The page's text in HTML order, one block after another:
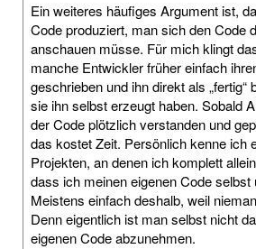
Ein weiteres häufiges Argument ist,
Code produziert, man sich den Code
anschauen müsse. Für mich klingt
manche Entwickler früher einfach
geschrieben und ihn direkt als „fertig“
sie ihn selbst erzeugt haben. Sobald
der Code plötzlich verstanden und
das kostet Zeit. Persönlich kenne ich
Projekten, an denen ich komplett
dass ich meinen eigenen Code selbst
Meistens einfach deshalb, weil
Denn eigentlich ist man selbst nicht
eigenen Code abzunehmen.